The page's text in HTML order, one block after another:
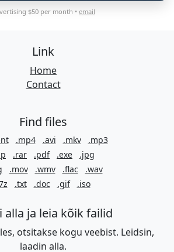
$50 per month • email
Link
Home
Contact
Find files
.mp4 .avi .mkv
.mp3
.rar .pdf .exe
.jpg
.mov .wmv .flac
.wav
.txt .doc .gif .iso
alla ja leia kõik failid
otsitakse kogu veebist. Leidsin,
laadin alla.